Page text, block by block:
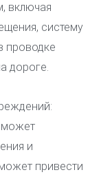
включая
систему
проводке
дороге.
может
и
привести